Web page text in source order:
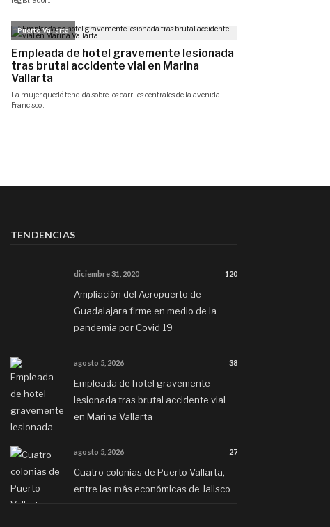
TENDENCIAS
diciembre 31, 2020 120
Ampliación del Aeropuerto de
Guadalajara firme en medio de la
pandemia por Covid 19
agosto 5, 2026 38
Empleada de hotel gravemente
lesionada tras brutal accidente vial
en Marina Vallarta
agosto 5, 2026 27
Cuatro colonias de Puerto Vallarta,
entre las más económicas de Jalisco